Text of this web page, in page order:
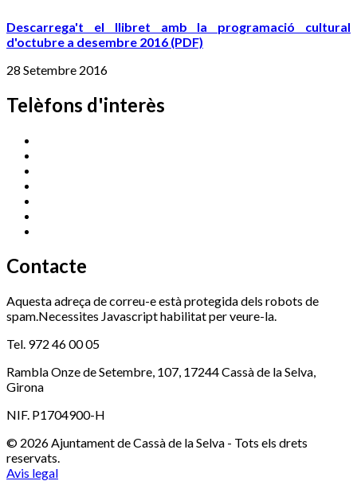
Descarrega't el llibret amb la programació cultural
d'octubre a desembre 2016 (PDF)
28 Setembre 2016
Telèfons d'interès
Contacte
Aquesta adreça de correu-e està protegida dels robots de
spam.Necessites Javascript habilitat per veure-la.
Tel. 972 46 00 05
Rambla Onze de Setembre, 107, 17244 Cassà de la Selva,
Girona
NIF. P1704900-H
© 2026 Ajuntament de Cassà de la Selva - Tots els drets
reservats.
Avis legal